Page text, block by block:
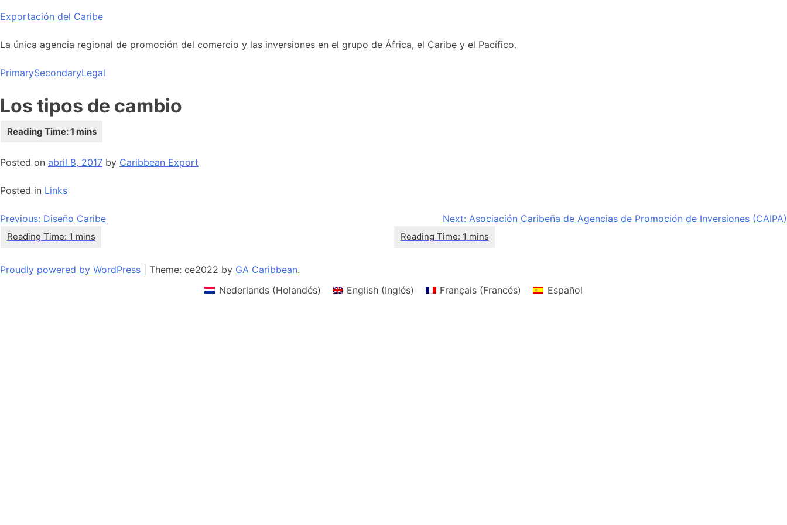
Skip
content
Exportación del Caribe
La única agencia regional de promoción del comercio y las inversiones en el grupo de África, el Caribe y el Pacífico.
PrimarySecondaryLegal
Los tipos de cambio
Posted on abril 8, 2017 by Caribbean Export
Posted in Links
Navegación
de
entradas
Previous: Diseño Caribe Next: Asociación Caribeña de Agencias de Promoción de Inversiones (CAIPA)
Proudly powered by WordPress Theme: ce2022 by GA Caribbean.
Nederlands(Holandés) English (Inglés) Français (Francés) Español